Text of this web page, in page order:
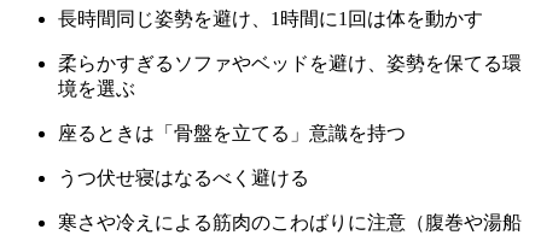
長時間同じ姿勢を避け、1時間に1回は体を動かす
柔らかすぎるソファやベッドを避け、姿勢を保てる環
境を選ぶ
座るときは「骨盤を立てる」意識を持つ
うつ伏せ寝はなるべく避ける
寒さや冷えによる筋肉のこわばりに注意（腹巻や湯船